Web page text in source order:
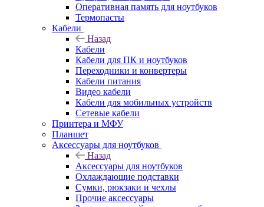
Оперативная память для ноутбуков
Термопасты
Кабели
Назад
Кабели
Кабели для ПК и ноутбуков
Переходники и конвертеры
Кабели питания
Видео кабели
Кабели для мобильных устройств
Сетевые кабели
Принтера и МФУ
Планшет
Аксессуары для ноутбуков
Назад
Аксессуары для ноутбуков
Охлаждающие подставки
Сумки, рюкзаки и чехлы
Прочие аксессуары